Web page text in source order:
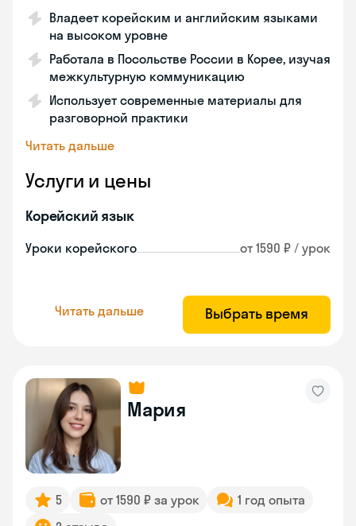
Владеет корейским и английским языками
на высоком уровне
Работала в Посольстве России в Корее, изучая
межкультурную коммуникацию
Использует современные материалы для
разговорной практики
Читать дальше
Услуги и цены
Корейский язык
Уроки корейского от 1590 ₽ / урок
Читать дальше Выбрать время
Мария
5 от 1590 ₽ за урок
1 год опыта